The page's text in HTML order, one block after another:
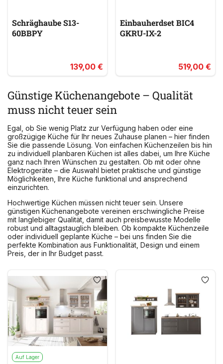
Schräghaube S13-
60BBPY
139,00 €
Einbauherdset BIC4
GKRU-IX-2
519,00 €
Günstige Küchenangebote – Qualität
muss nicht teuer sein
Egal, ob Sie wenig Platz zur Verfügung haben oder eine
großzügige Küche für Ihr neues Zuhause planen – hier finden
Sie die passende Lösung. Von einfachen Küchenzeilen bis hin
zu individuell planbaren Küchen ist alles dabei, um Ihre Küche
ganz nach Ihren Wünschen zu gestalten. Ob mit oder ohne
Elektrogeräte – die Auswahl bietet praktische und günstige
Möglichkeiten, Ihre Küche funktional und ansprechend
einzurichten.
Hochwertige Küchen müssen nicht teuer sein. Unsere
günstigen Küchenangebote vereinen erschwingliche Preise
mit langlebiger Qualität, damit auch preisbewusste Modelle
robust und alltagstauglich bleiben. Ob kompakte Küchenzeile
oder individuell geplante Küche – bei uns finden Sie die
perfekte Kombination aus Funktionalität, Design und einem
Preis, der in Ihr Budget passt.
Auf Lager